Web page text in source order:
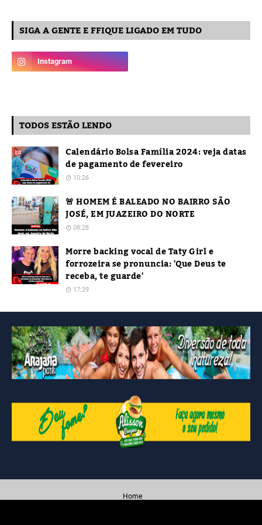
SIGA A GENTE E FFIQUE LIGADO EM TUDO
TODOS ESTÃO LENDO
Calendário Bolsa Família 2024: veja datas
de pagamento de fevereiro
10:26
🚨 HOMEM É BALEADO NO BAIRRO SÃO
JOSÉ, EM JUAZEIRO DO NORTE
08:28
Morre backing vocal de Taty Girl e
forrozeira se pronuncia: 'Que Deus te
receba, te guarde'
17:29
Home